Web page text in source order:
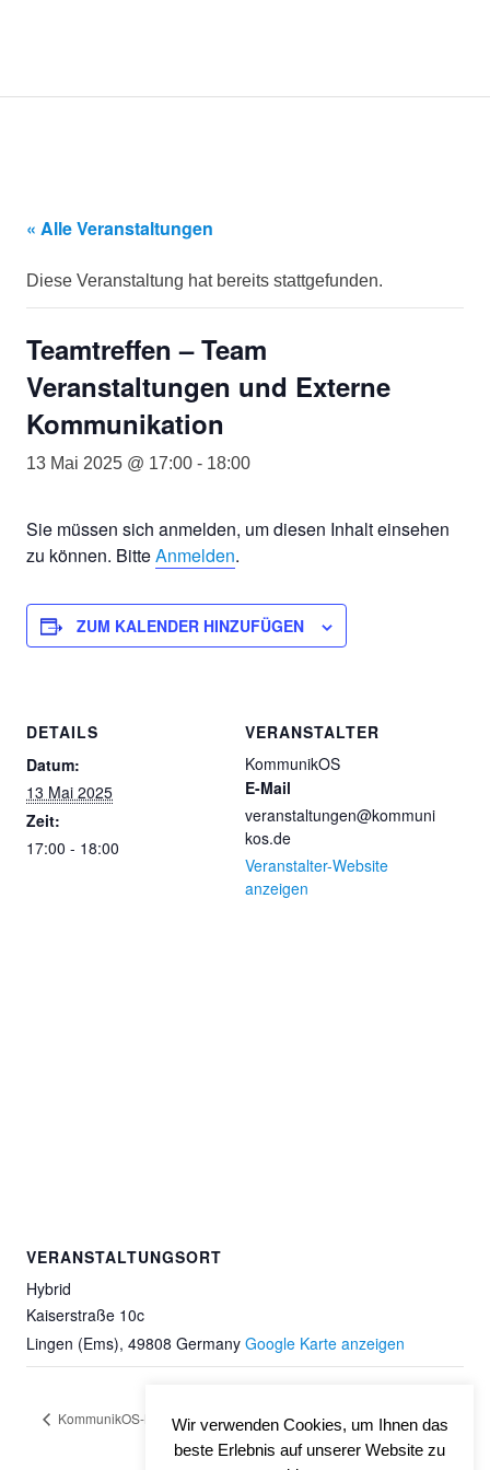
am
« Alle Veranstaltungen
Diese Veranstaltung hat bereits stattgefunden.
Teamtreffen – Team
Veranstaltungen und Externe
Kommunikation
13 Mai 2025 @ 17:00 - 18:00
Sie müssen sich anmelden, um diesen Inhalt einsehen
zu können. BitteAnmelden.
ZUM KALENDER HINZUFÜGEN
DETAILS
Datum:
13 Mai 2025
Zeit:
17:00 - 18:00
VERANSTALTER
KommunikOS
E-Mail
veranstaltungen@kommuni
kos.de
Veranstalter-Website
anzeigen
VERANSTALTUNGSORT
Hybrid
Kaiserstraße 10c
Lingen (Ems), 49808 Germany Google Karte anzeigen
KommunikOS-Mentorship Kick-Off (Fällt aus) Vorstandssitzung
Wir verwenden Cookies, um Ihnen das
beste Erlebnis auf unserer Website zu